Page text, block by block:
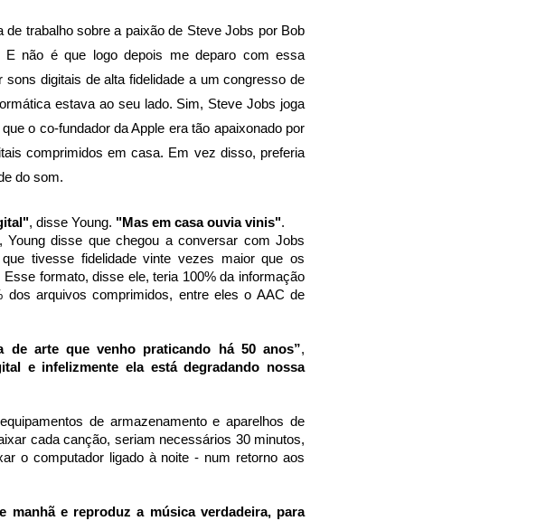
trabalho sobre a paixão de Steve Jobs por Bob
não é que logo depois me deparo com essa
digitais de alta fidelidade a um congresso de
estava ao seu lado. Sim, Steve Jobs joga
o co-fundador da Apple era tão apaixonado por
comprimidos em casa. Em vez disso, preferia
do som.
, disse Young. "Mas em casa ouvia vinis".
disse que chegou a conversar com Jobs
tivesse fidelidade vinte vezes maior que os
formato, disse ele, teria 100% da informação
arquivos comprimidos, entre eles o AAC de
de arte que venho praticando há 50 anos”,
e infelizmente ela está degradando nossa
de armazenamento e aparelhos de
cada canção, seriam necessários 30 minutos,
o computador ligado à noite - num retorno aos
manhã e reproduz a música verdadeira, para